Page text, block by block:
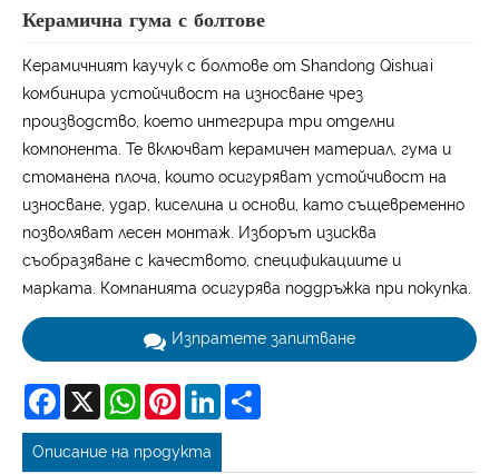
Керамична гума с болтове
Керамичният каучук с болтове от Shandong Qishuai
комбинира устойчивост на износване чрез
производство, което интегрира три отделни
компонента. Те включват керамичен материал, гума и
стоманена плоча, които осигуряват устойчивост на
износване, удар, киселина и основи, като същевременно
позволяват лесен монтаж. Изборът изисква
съобразяване с качеството, спецификациите и
марката. Компанията осигурява поддръжка при покупка.
Изпратете запитване
Facebook
X WhatsAppPinterestLinkedIn
Описание на продукта